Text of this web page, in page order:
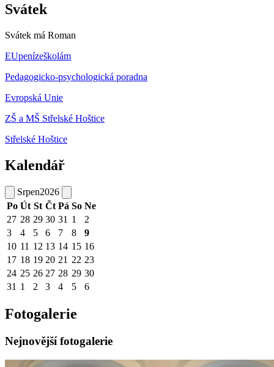
Svátek
Svátek má Roman
EUpenízeškolám
Pedagogicko-psychologická poradna
Evropská Unie
ZŠ a MŠ Střelské Hoštice
Střelské Hoštice
Kalendář
Srpen2026
Po Út St Čt Pá So Ne
27 28 29 30 31 1
2
3
4 5 6 7 8
9
10 11 12 13 14 15 16
17 18 19 20 21 22 23
24 25 26 27 28 29 30
31 1 2 3 4 5 6
Fotogalerie
Nejnovější fotogalerie